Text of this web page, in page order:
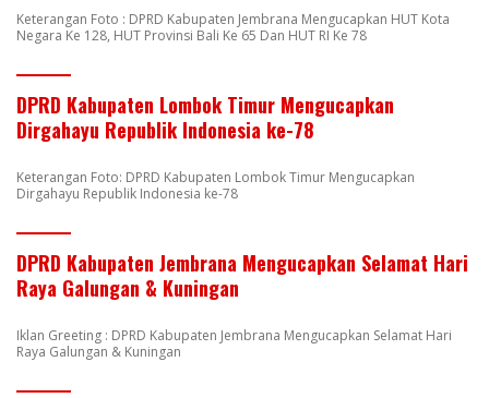
Keterangan Foto : DPRD Kabupaten Jembrana Mengucapkan HUT Kota
Negara Ke 128, HUT Provinsi Bali Ke 65 Dan HUT RI Ke 78
DPRD Kabupaten Lombok Timur Mengucapkan
Dirgahayu Republik Indonesia ke-78
Keterangan Foto: DPRD Kabupaten Lombok Timur Mengucapkan
Dirgahayu Republik Indonesia ke-78
DPRD Kabupaten Jembrana Mengucapkan Selamat Hari
Raya Galungan & Kuningan
Iklan Greeting : DPRD Kabupaten Jembrana Mengucapkan Selamat Hari
Raya Galungan & Kuningan